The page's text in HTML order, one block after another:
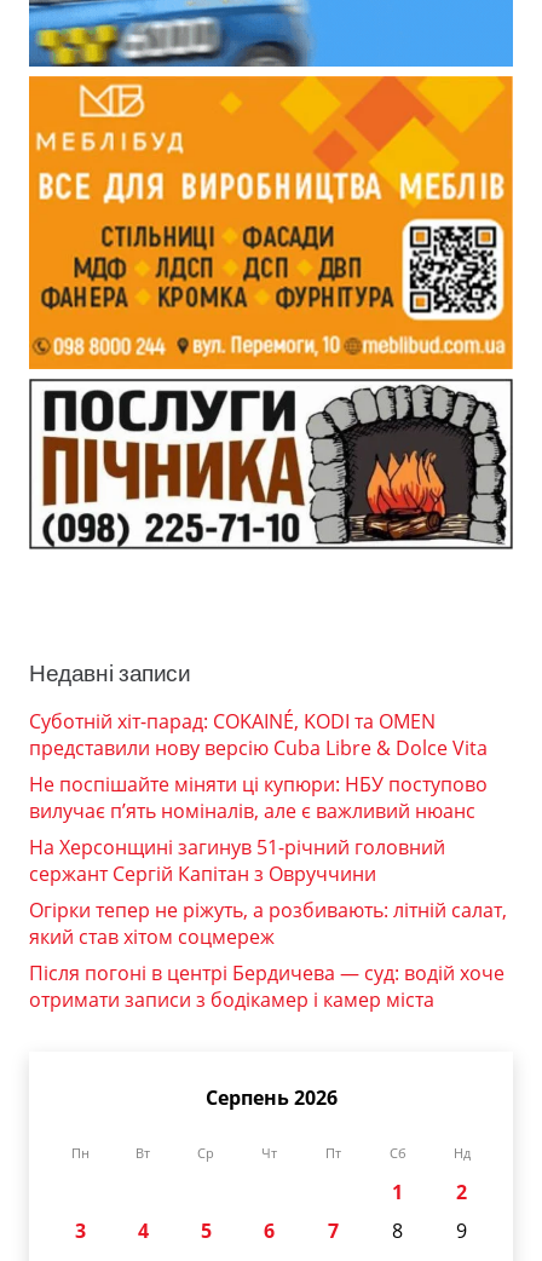
Недавні записи
Суботній хіт-парад: COKAINÉ, KODI та OMEN
представили нову версію Cuba Libre & Dolce Vita
Не поспішайте міняти ці купюри: НБУ поступово
вилучає п’ять номіналів, але є важливий нюанс
На Херсонщині загинув 51-річний головний
сержант Сергій Капітан з Овруччини
Огірки тепер не ріжуть, а розбивають: літній салат,
який став хітом соцмереж
Після погоні в центрі Бердичева — суд: водій хоче
отримати записи з бодікамер і камер міста
Серпень 2026
Пн Вт Ср Чт Пт Сб Нд
1
2
3
4 5 6 7 8
9